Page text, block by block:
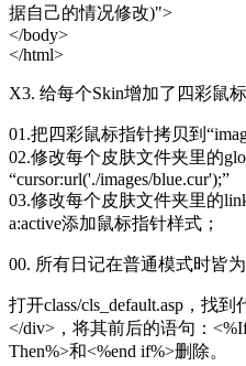
据自己的情况修改)">
</body>
</html>
X3. 给每个Skin增加了四彩鼠
01.把四彩鼠标指针拷贝到
02.修改每个皮肤文件夹里的
“cursor:url('./images/blue.cur');”
03.修改每个皮肤文件夹里的
a:active添加鼠标指针样式；
00. 所有日记在普通模式时皆
打开class/cls_default.asp，找
</div>，将其前后的语句：
Then%>和<%end if%>删除。